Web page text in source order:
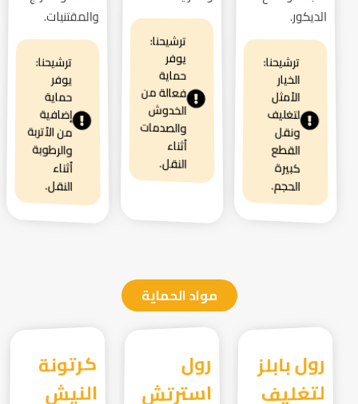
الديكور.
ترشيحنا:
الخيار
الأمثل
لتغليف
ونقل
القطع
كبيرة
الحجم.
ترشيحنا:
يوفر
حماية
فعالة من
الخدوش
والصدمات
أثناء
النقل.
والمقتنيات.
ترشيحنا:
يوفر
حماية
إضافية
من الأتربة
والرطوبة
أثناء
النقل.
مواد الحماية
رول بابلز
لتغليف رول
استرتش كرتونة
النيش